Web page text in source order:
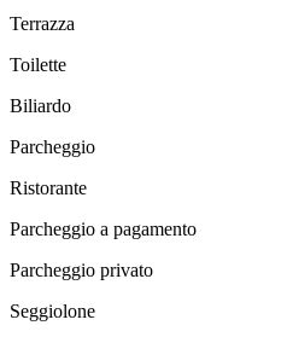
Terrazza
Toilette
Biliardo
Parcheggio
Ristorante
Parcheggio a pagamento
Parcheggio privato
Seggiolone